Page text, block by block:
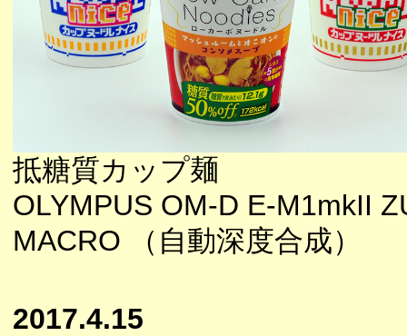
抵糖質カップ麺
OLYMPUS OM-D E-M1mkII
MACRO （自動深度合成）
2017.4.15